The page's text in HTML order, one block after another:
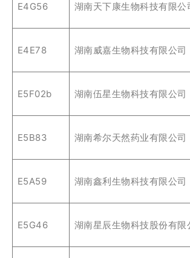
E4G56 湖南天下康生物科技有限公
E4E78 湖南威嘉生物科技有限公司
E5F02b 湖南伍星生物科技有限公司
E5B83 湖南希尔天然药业有限公司
E5A59 湖南鑫利生物科技有限公司
E5G46 湖南星辰生物科技股份有限